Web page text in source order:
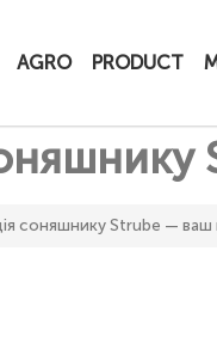
AGRO PRODUCT
соняшнику Strube — ваш